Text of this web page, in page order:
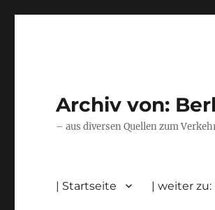
Archiv von:
– aus diversen Quellen zum
| Startseite | weiter zu: